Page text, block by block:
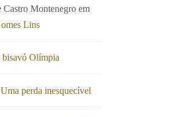
Castro Montenegro em
Lins
Olímpia
Uma perda inesquecível